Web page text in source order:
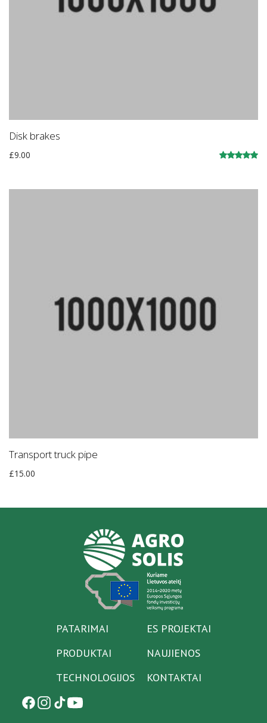
Disk brakes
£9.00
Transport truck pipe
£15.00
PATARIMAI
PRODUKTAI
TECHNOLOGIJOS
ES PROJEKTAI
NAUJIENOS
KONTAKTAI